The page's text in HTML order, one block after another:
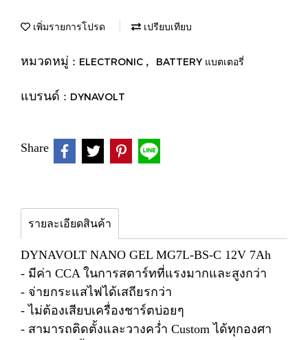
เพิ่มรายการโปรด เปรียบเทียบ
หมวดหมู่ : ELECTRONIC , BATTERY แบตเตอรี่
แบรนด์ : DYNAVOLT
Share
รายละเอียดสินค้า
DYNAVOLT NANO GEL MG7L-BS-C 12V 7Ah
- มีค่า CCA ในการสตาร์ทที่แรงมากและสูงกว่า
- จ่ายกระแสไฟได้เสถียรกว่า
- ไม่ต้องเสียบเครื่องชาร์ตบ่อยๆ
- สามารถติดตั้งและวางคว่ำ Custom ได้ทุกองศา